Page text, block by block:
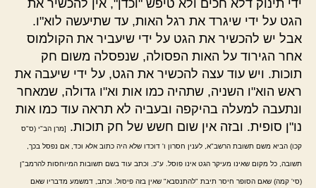
ידי תינוק דלא חכים ולא טיפש "וכדן", אין להכשיר את
הגט על ידי שיגרד את רגל האות, עד שתיעשה לוא"ו.
אבל יש להכשיר את הגט על ידי שיעביר את הקולמוס
אחר הגירוד על האות הפסולה, שנפסלה משום חק
תוכות. ויש עוד עצה להכשיר את הגט, על ידי שיעבה את
ראש הוא"ו השניה, שתהיה כמו אות וא"ו גדולה, שמאחר
ונתעבה למעלה בהיקפה ובעביה לא תראה עוד כמו אות
נו"ן סופית. ובזה אין שום חשש של חק תוכות.
[מרן הב"י (ס"ס
קכו) הביא משם תשובת הרשב"א, לענין חסרון ו' דוכדו שלא היה כתוב אלא וכד, אם נפסל בכך,
תשובה, כל מקום שאינו מעיקר הגט אינו פוסל. ע"כ. וכתב עוד בשם תשובות המיוחסות להרמב"ן
(סי' קמה) שאם הסופר חיסר תיבת "להתנסבא" שאין בזה פיסול. וכתב, דמשמע מדבריו שאם